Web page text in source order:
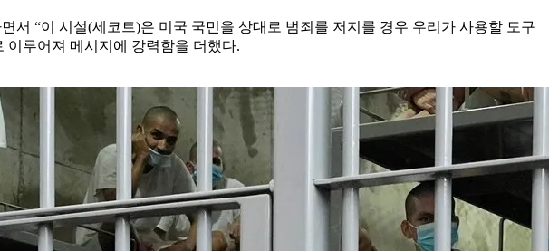
서 “이 시설(세코트)은 미국 국민을 상대로 범죄를 저지를 경우 우리가 사용할 도구
이루어져 메시지에 강력함을 더했다.